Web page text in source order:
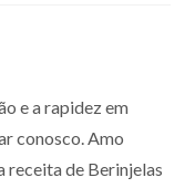
e a rapidez em
conosco. Amo
receita de Berinjelas